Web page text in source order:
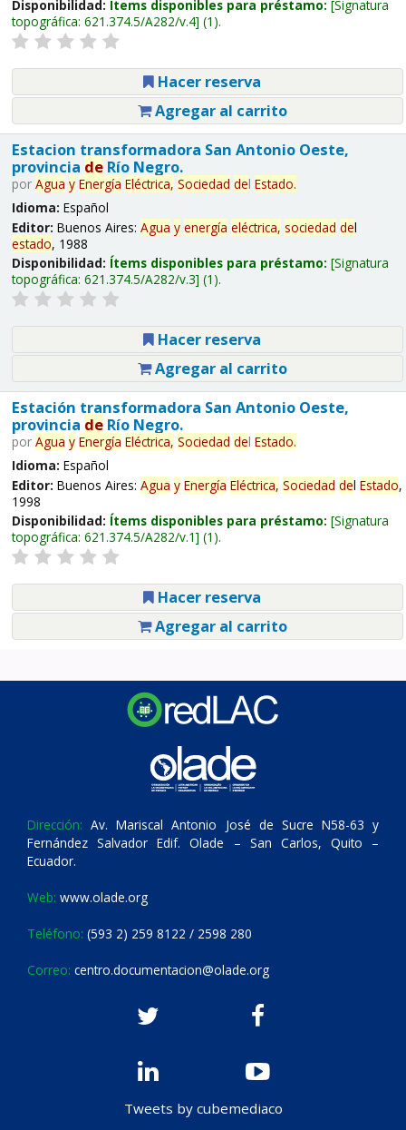
Disponibilidad: Ítems disponibles para préstamo: Signatura
topográfica: 621.374.5/A282/v.4 (1).
Hacer reserva
Agregar al carrito
Estacion transformadora San Antonio Oeste,
provincia deRío Negro.
por Agua y Energía Eléctrica, Sociedad del Estado.
Idioma: Español
Editor: Buenos Aires: Agua y energía eléctrica, sociedad del
estado, 1988
Disponibilidad: Ítems disponibles para préstamo: Signatura
topográfica: 621.374.5/A282/v.3 (1).
Hacer reserva
Agregar al carrito
Estación transformadora San Antonio Oeste,
provincia deRío Negro.
por Agua y Energía Eléctrica, Sociedad del Estado.
Idioma: Español
Editor: Buenos Aires: Agua y Energía Eléctrica, Sociedad del Estado,
1998
Disponibilidad: Ítems disponibles para préstamo: Signatura
topográfica: 621.374.5/A282/v.1 (1).
Hacer reserva
Agregar al carrito
Dirección: Av. Mariscal Antonio José de Sucre N58-63 y
Fernández Salvador Edif. Olade – San Carlos, Quito –
Ecuador.
Web: www.olade.org
Teléfono: (593 2) 259 8122 / 2598 280
Correo: centro.documentacion@olade.org
Tweets by cubemediaco